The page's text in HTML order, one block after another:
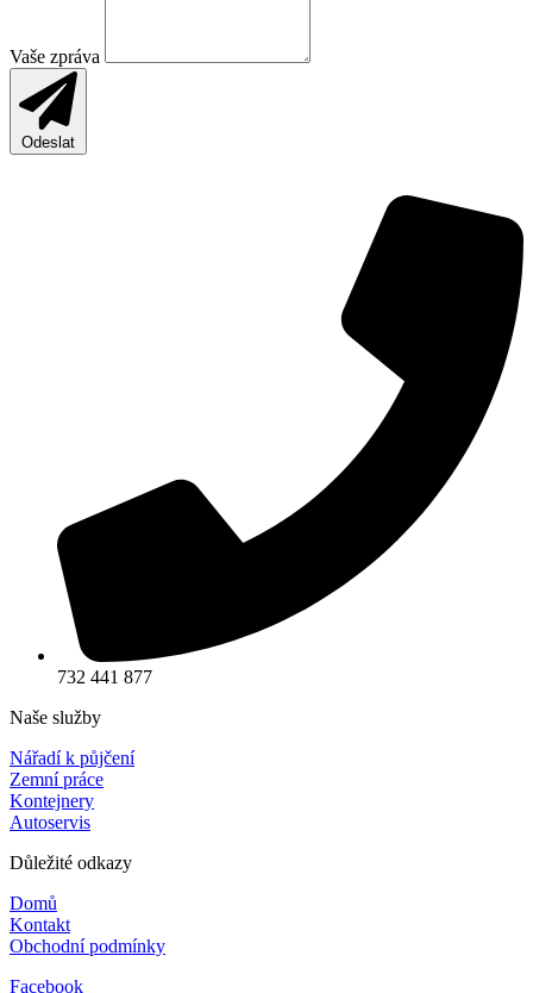
Vaše zpráva
Odeslat
732 441 877
Naše služby
Nářadí k půjčení
Zemní práce
Kontejnery
Autoservis
Důležité odkazy
Domů
Kontakt
Obchodní podmínky
Facebook